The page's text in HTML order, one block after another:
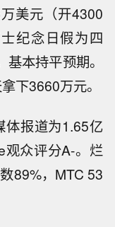
美元（开4300
纪念日假为四
本持平预期。
下3660万元。
体报道为1.65亿
观众评分A-。烂
89%，MTC 53